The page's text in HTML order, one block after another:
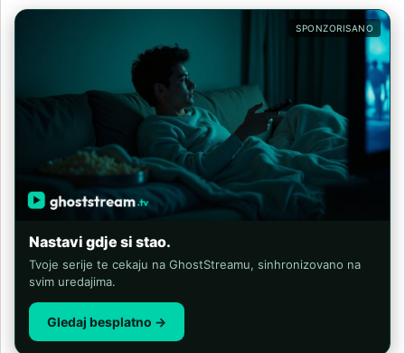
SPONZORISANO
Nastavi gdje si stao.
Tvoje serije te cekaju na GhostStreamu, sinhronizovano na
svim uredajima.
Gledaj besplatno →